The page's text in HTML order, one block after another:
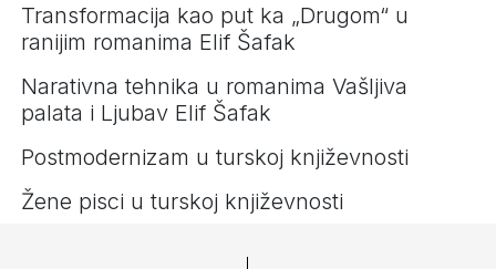
Transformacija kao put ka „Drugom“ u
ranijim romanima Elif Šafak
Narativna tehnika u romanima Vašljiva
palata i Ljubav Elif Šafak
Postmodernizam u turskoj književnosti
Žene pisci u turskoj književnosti